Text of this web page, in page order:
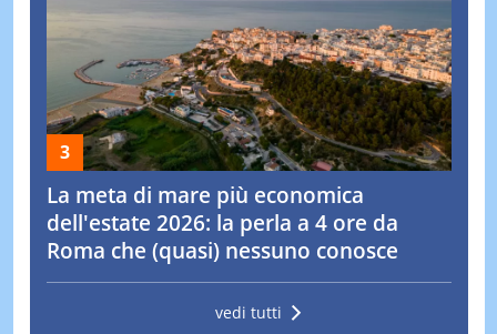
La meta di mare più economica
dell'estate 2026: la perla a 4 ore da
Roma che (quasi) nessuno conosce
vedi tutti